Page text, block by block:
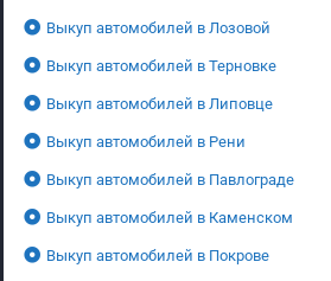
Выкуп автомобилей в Лозовой
Выкуп автомобилей в Терновке
Выкуп автомобилей в Липовце
Выкуп автомобилей в Рени
Выкуп автомобилей в Павлограде
Выкуп автомобилей в Каменском
Выкуп автомобилей в Покрове